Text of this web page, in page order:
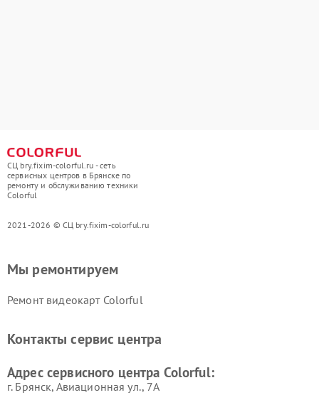
СЦ bry.fixim-colorful.ru - сеть
сервисных центров в Брянске по
ремонту и обслуживанию техники
Colorful
2021-2026 © СЦ bry.fixim-colorful.ru
Мы ремонтируем
Ремонт видеокарт Colorful
Контакты сервис центра
Адрес сервисного центра Colorful:
г. Брянск, Авиационная ул., 7А